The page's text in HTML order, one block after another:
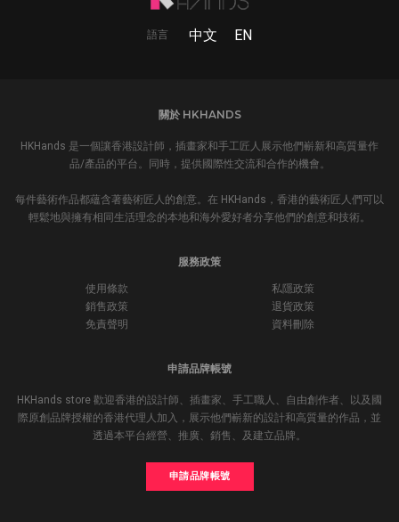
語言 中文 EN
關於 HKHANDS
HKHands 是一個讓香港設計師，插畫家和手工匠人展示他們嶄新和高質量作
品/產品的平台。同時，提供國際性交流和合作的機會。
每件藝術作品都蘊含著藝術匠人的創意。在 HKHands，香港的藝術匠人們可以
輕鬆地與擁有相同生活理念的本地和海外愛好者分享他們的創意和技術。
服務政策
使用條款
私隱政策
銷售政策
退貨政策
免責聲明
資料刪除
申請品牌帳號
HKHands store 歡迎香港的設計師、插畫家、手工職人、自由創作者、以及國
際原創品牌授權的香港代理人加入，展示他們嶄新的設計和高質量的作品，並
透過本平台經營、推廣、銷售、及建立品牌。
申請品牌帳號